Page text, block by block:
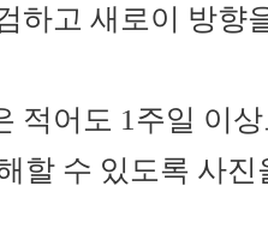
하고 새로이 방향
적어도 1주일 이
할 수 있도록 사